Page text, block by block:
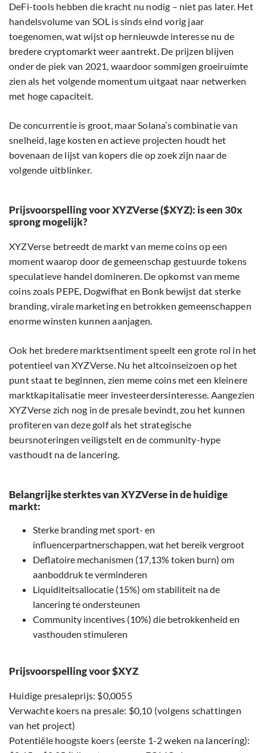
DeFi-tools hebben die kracht nu nodig – niet pas later. Het
handelsvolume van SOL is sinds eind vorig jaar
toegenomen, wat wijst op hernieuwde interesse nu de
bredere cryptomarkt weer aantrekt. De prijzen blijven
onder de piek van 2021, waardoor sommigen groeiruimte
zien als het volgende momentum uitgaat naar netwerken
met hoge capaciteit.
De concurrentie is groot, maar Solana’s combinatie van
snelheid, lage kosten en actieve projecten houdt het
bovenaan de lijst van kopers die op zoek zijn naar de
volgende uitblinker.
Prijsvoorspelling voor XYZVerse ($XYZ): is een 30x
sprong mogelijk?
XYZVerse betreedt de markt van meme coins op een
moment waarop door de gemeenschap gestuurde tokens
speculatieve handel domineren. De opkomst van meme
coins zoals PEPE, Dogwifhat en Bonk bewijst dat sterke
branding, virale marketing en betrokken gemeenschappen
enorme winsten kunnen aanjagen.
Ook het bredere marktsentiment speelt een grote rol in het
potentieel van XYZVerse. Nu het altcoinseizoen op het
punt staat te beginnen, zien meme coins met een kleinere
marktkapitalisatie meer investeerdersinteresse. Aangezien
XYZVerse zich nog in de presale bevindt, zou het kunnen
profiteren van deze golf als het strategische
beursnoteringen veiligstelt en de community-hype
vasthoudt na de lancering.
Belangrijke sterktes van XYZVerse in de huidige
markt:
Sterke branding met sport- en
influencerpartnerschappen, wat het bereik vergroot
Deflatoire mechanismen (17,13% token burn) om
aanboddruk te verminderen
Liquiditeitsallocatie (15%) om stabiliteit na de
lancering te ondersteunen
Community incentives (10%) die betrokkenheid en
vasthouden stimuleren
Prijsvoorspelling voor $XYZ
Huidige presaleprijs: $0,0055
Verwachte koers na presale: $0,10 (volgens schattingen
van het project)
Potentiële hoogste koers (eerste 1-2 weken na lancering):